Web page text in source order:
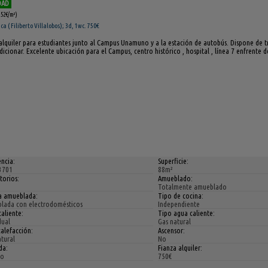
m²)
( Filiberto Villalobos); 3d, 1wc. 750€
para estudiantes junto al Campus Unamuno y a la estación de autobús. Dispone
Excelente ubicación para el Campus, centro histórico , hospital , línea 7 enfrente
Superficie:
88m²
Amueblado:
Totalmente amueblado
amueblada:
con electrodomésticos
Tipo de cocina:
Independiente
Tipo agua caliente:
Gas natural
Ascensor:
No
Fianza alquiler:
750€